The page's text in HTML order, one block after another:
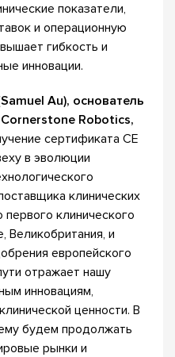
показатели,
и операционную
гибкость и
инновации.
Au), основатель
Robotics,
сертификата CE
в эволюции
клинических
клинического
Великобритания, и
европейского
отражает нашу
инновациям,
ценности. В
будем продолжать
рынки и